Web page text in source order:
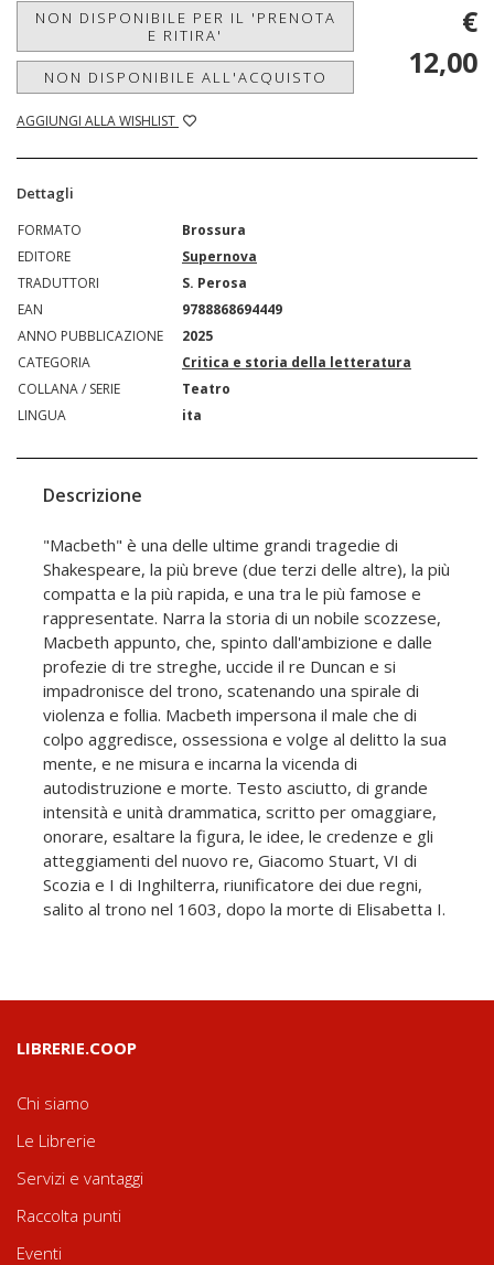
NON DISPONIBILE PER IL 'PRENOTA
E RITIRA'
NON DISPONIBILE ALL'ACQUISTO
AGGIUNGI ALLA WISHLIST
€
12,00
Dettagli
FORMATO
Brossura
EDITORE
Supernova
TRADUTTORI
S. Perosa
EAN
9788868694449
ANNO PUBBLICAZIONE
2025
CATEGORIA
Critica e storia della letteratura
COLLANA / SERIE
Teatro
LINGUA
ita
Descrizione
"Macbeth" è una delle ultime grandi tragedie di
Shakespeare, la più breve (due terzi delle altre), la più
compatta e la più rapida, e una tra le più famose e
rappresentate. Narra la storia di un nobile scozzese,
Macbeth appunto, che, spinto dall'ambizione e dalle
profezie di tre streghe, uccide il re Duncan e si
impadronisce del trono, scatenando una spirale di
violenza e follia. Macbeth impersona il male che di
colpo aggredisce, ossessiona e volge al delitto la sua
mente, e ne misura e incarna la vicenda di
autodistruzione e morte. Testo asciutto, di grande
intensità e unità drammatica, scritto per omaggiare,
onorare, esaltare la figura, le idee, le credenze e gli
atteggiamenti del nuovo re, Giacomo Stuart, VI di
Scozia e I di Inghilterra, riunificatore dei due regni,
salito al trono nel 1603, dopo la morte di Elisabetta I.
LIBRERIE.COOP
Chi siamo
Le Librerie
Servizi e vantaggi
Raccolta punti
Eventi